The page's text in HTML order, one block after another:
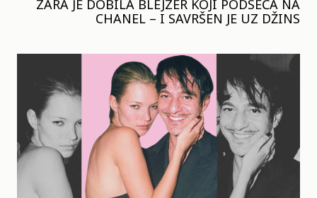
ZARA JE DOBILA BLEJZER KOJI PODSEĆA NA
CHANEL – I SAVRŠEN JE UZ DŽINS